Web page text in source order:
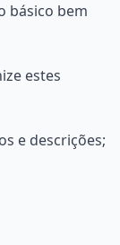
básico bem
estes
e descrições;